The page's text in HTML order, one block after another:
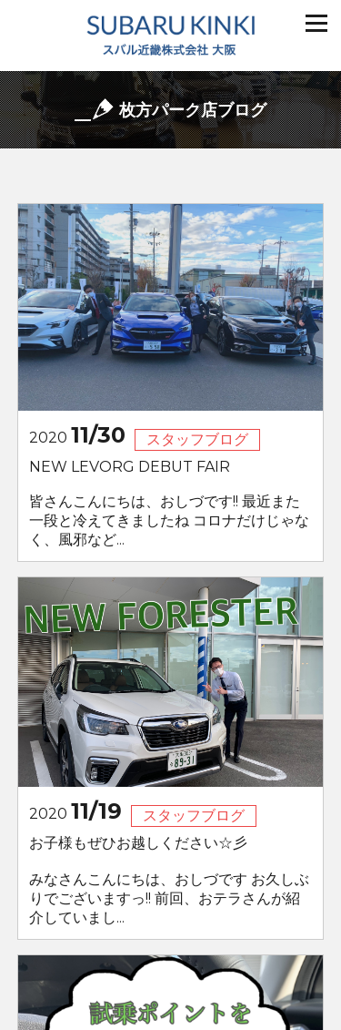
枚方パーク店ブログ
2020 11/30
スタッフブログ
NEW LEVORG DEBUT FAIR
皆さんこんにちは、おしづです!! 最近また
一段と冷えてきましたね コロナだけじゃな
く、風邪など...
2020 11/19
スタッフブログ
お子様もぜひお越しください☆彡
みなさんこんにちは、おしづです お久しぶ
りでございますっ!! 前回、おテラさんが紹
介していまし...